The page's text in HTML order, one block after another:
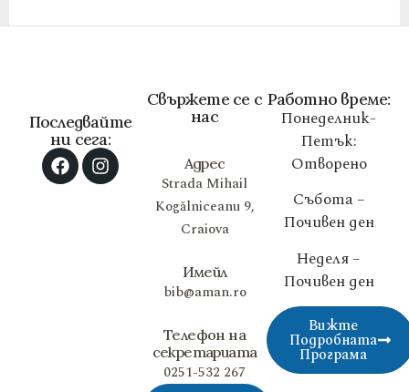
Работно време:
Понеделник-
Петък:
Отворено
Събота –
Почивен ден
Неделя –
Почивен ден
Вижте
Подробната
Програма
Свържете се с
нас
Адрес
Strada Mihail
Kogălniceanu 9,
Craiova
Имейл
bib@aman.ro
Телефон на
секретариата
0251-532 267
Последвайте
ни сега: